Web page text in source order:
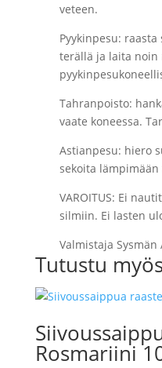
veteen.
Pyykinpesu:
terällä ja laita noin
Tahranpoisto:
vaate koneessa.
Astianpesu: hiero
sekoita lämpimään
VAROITUS: Ei
silmiin. Ei lasten
Valmistaja Sysmän
Tutustu
Rosmariini